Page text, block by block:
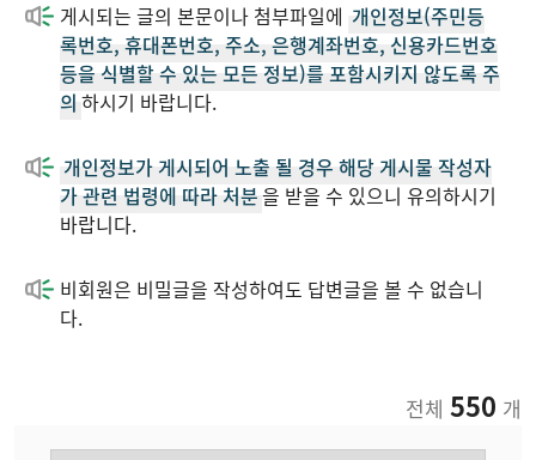
게시되는 글의 본문이나 첨부파일에 개인정보(주민등
록번호, 휴대폰번호, 주소, 은행계좌번호, 신용카드번호
등을 식별할 수 있는 모든 정보)를 포함시키지 않도록 주
의 하시기 바랍니다.
개인정보가 게시되어 노출 될 경우 해당 게시물 작성자
가 관련 법령에 따라 처분을 받을 수 있으니 유의하시기
바랍니다.
비회원은 비밀글을 작성하여도 답변글을 볼 수 없습니
다.
전체 550 개